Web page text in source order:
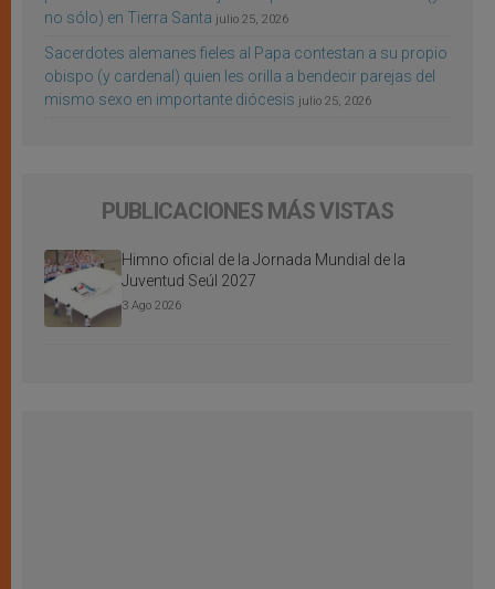
no sólo) en Tierra Santa julio 25, 2026
Sacerdotes alemanes fieles al Papa contestan a su propio
obispo (y cardenal) quien les orilla a bendecir parejas del
mismo sexo en importante diócesis julio 25, 2026
PUBLICACIONES MÁS VISTAS
Himno oficial de la Jornada Mundial de la
Juventud Seúl 2027
3 Ago 2026